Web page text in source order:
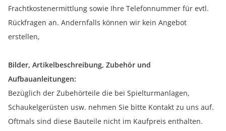
Frachtkostenermittlung sowie Ihre Telefonnummer für evtl.
Rückfragen an. Andernfalls können wir kein Angebot
erstellen,
Bilder, Artikelbeschreibung, Zubehör und
Aufbauanleitungen:
Bezüglich der Zubehörteile die bei Spielturmanlagen,
Schaukelgerüsten usw. nehmen Sie bitte Kontakt zu uns auf.
Oftmals sind diese Bauteile nicht im Kaufpreis enthalten.